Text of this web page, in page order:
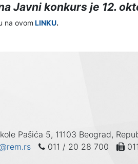
Javni konkurs je 12.
na ovom LINKU.
Pašića 5, 11103 Beograd,
011 / 20 28 700